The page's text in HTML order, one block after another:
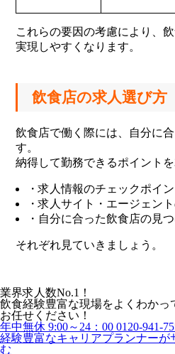
これらの要因の考慮により、
実現しやすくなります。
飲食店の求人選び方
飲食店で働く際には、自分に
す。
納得して勤務できるポイントを
・求人情報のチェックポイン
・求人サイト・エージェン
・自分に合った飲食店の見
それぞれ見ていきましょう。
業界求人数No.1！
飲食経験豊富な現場をよくわかっ
お任せください！
年中無休 9:00～24：00 0120-941-
経験豊富なキャリアプランナーが
む